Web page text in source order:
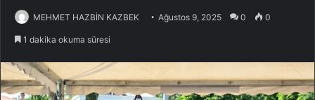
MEHMET HAZBİN KAZBEK Ağustos 9, 2025 0 0
1 dakika okuma süresi